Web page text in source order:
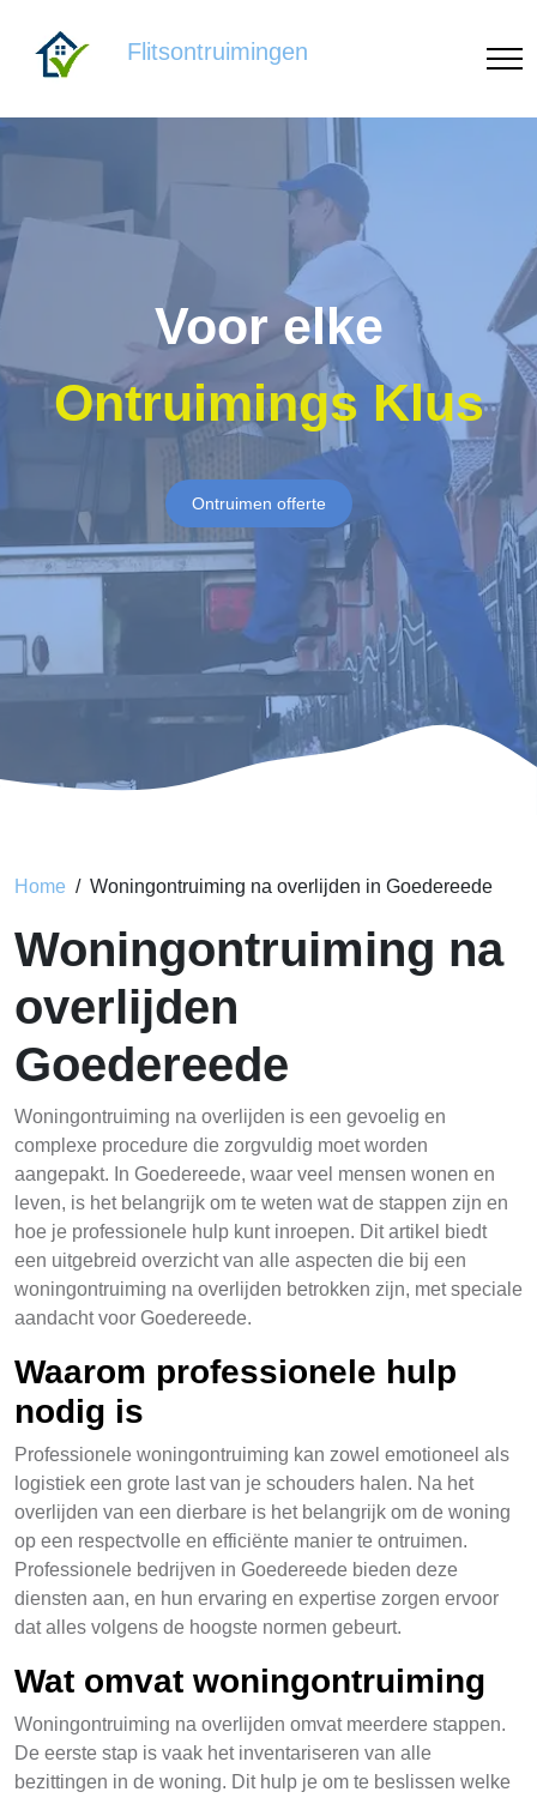
Flitsontruimingen
Voor elke
Ontruimings Klus
Ontruimen offerte
Home Woningontruiming na overlijden in Goedereede
Woningontruiming na
overlijden
Goedereede
Woningontruiming na overlijden is een gevoelig en
complexe procedure die zorgvuldig moet worden
aangepakt. In Goedereede, waar veel mensen wonen en
leven, is het belangrijk om te weten wat de stappen zijn en
hoe je professionele hulp kunt inroepen. Dit artikel biedt
een uitgebreid overzicht van alle aspecten die bij een
woningontruiming na overlijden betrokken zijn, met speciale
aandacht voor Goedereede.
Waarom professionele hulp
nodig is
Professionele woningontruiming kan zowel emotioneel als
logistiek een grote last van je schouders halen. Na het
overlijden van een dierbare is het belangrijk om de woning
op een respectvolle en efficiënte manier te ontruimen.
Professionele bedrijven in Goedereede bieden deze
diensten aan, en hun ervaring en expertise zorgen ervoor
dat alles volgens de hoogste normen gebeurt.
Wat omvat woningontruiming
Woningontruiming na overlijden omvat meerdere stappen.
De eerste stap is vaak het inventariseren van alle
bezittingen in de woning. Dit hulp je om te beslissen welke